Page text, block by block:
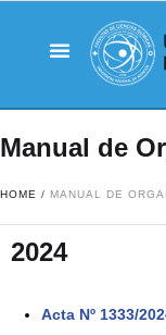
Manual de
HOME / MANUAL DE
2024
Acta Nº 1333/